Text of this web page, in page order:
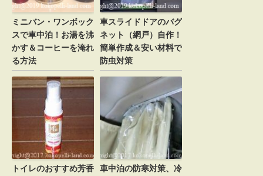
ミニバン・ワンボック
スで車中泊！お湯を沸
かす＆コーヒーを淹れ
る方法
車スライドドアのバグ
ネット（網戸）自作！
簡単作成＆安い材料で
防虫対策
トイレのおすすめ芳香
車中泊の防寒対策、冷